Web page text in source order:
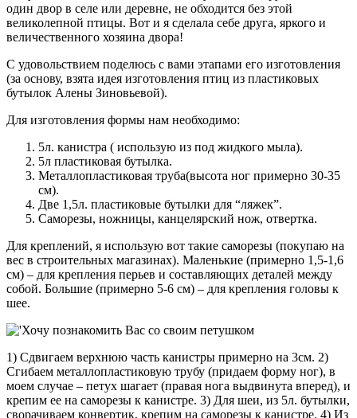
один двор в селе или деревне, не обходится без этой
великолепной птицы. Вот и я сделала себе друга, яркого и
величественного хозяина двора!
С удовольствием поделюсь с вами этапами его изготовления
(за основу, взята идея изготовления птиц из пластиковых
бутылок Алены Зиновьевой).
Для изготовления формы нам необходимо:
5л. канистра ( использую из под жидкого мыла).
5л пластиковая бутылка.
Металлопластиковая труба(высота ног примерно 30-35
см).
Две 1,5л. пластиковые бутылки для “ляжек”.
Саморезы, ножницы, канцелярский нож, отвертка.
Для креплений, я использую вот такие саморезы (покупаю на
вес в строительных магазинах). Маленькие (примерно 1,5-1,6
см) – для крепления перьев и составляющих деталей между
собой. Большие (примерно 5-6 см) – для крепления головы к
шее.
1) Сдвигаем верхнюю часть канистры примерно на 3см. 2)
Сгибаем металлопластиковую трубу (придаем форму ног), в
моем случае – петух шагает (правая нога выдвинута вперед), и
крепим ее на саморезы к канистре. 3) Для шеи, из 5л. бутылки,
сворачиваем конвертик, крепим на саморезы к канистре. 4) Из